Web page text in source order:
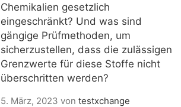
Chemikalien gesetzlich
eingeschränkt? Und was sind
gängige Prüfmethoden, um
sicherzustellen, dass die zulässigen
Grenzwerte für diese Stoffe nicht
überschritten werden?
5. März, 2023 von testxchange